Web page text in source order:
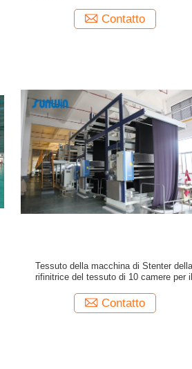
Contatto
Tessuto della macchina di Stenter
rifinitrice del tessuto di 10 camere per il
Contatto